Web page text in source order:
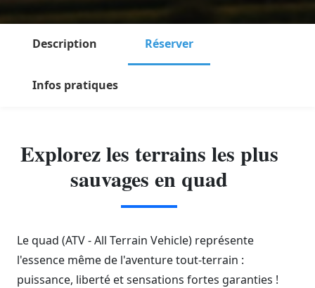
Description Réserver
Infos pratiques
Explorez les terrains les plus
sauvages en quad
Le quad (ATV - All Terrain Vehicle) représente
l'essence même de l'aventure tout-terrain :
puissance, liberté et sensations fortes garanties !